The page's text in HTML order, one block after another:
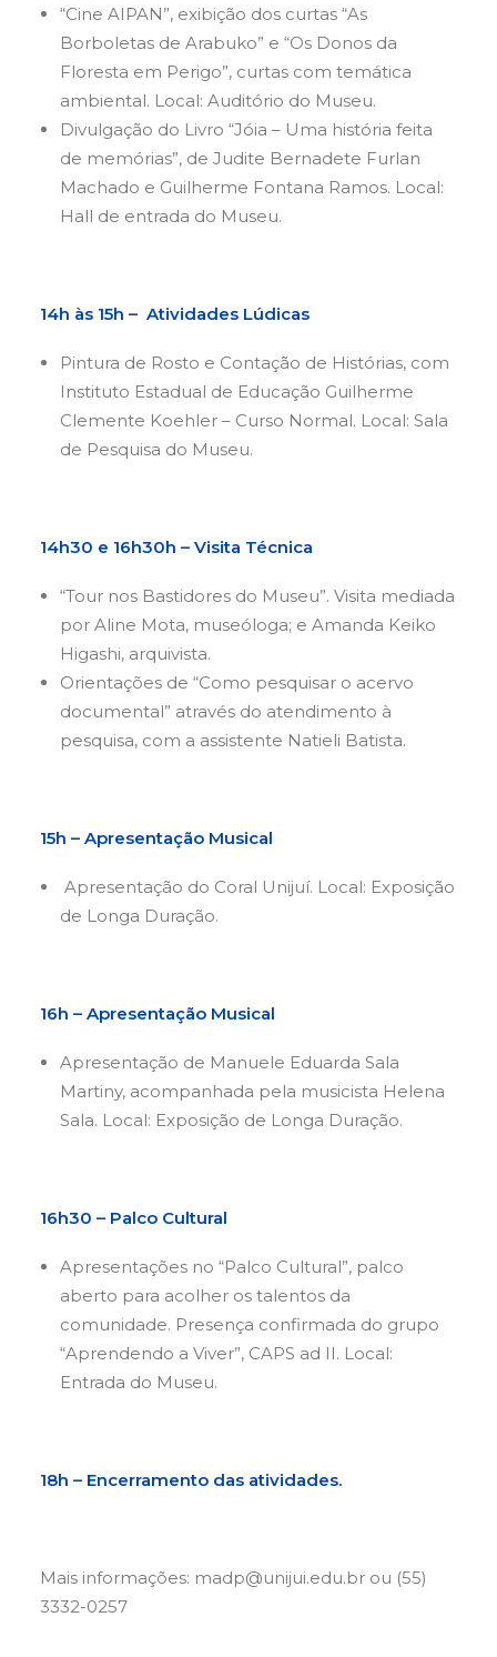
“Cine AIPAN”, exibição dos curtas “As
Borboletas de Arabuko” e “Os Donos da
Floresta em Perigo”, curtas com temática
ambiental. Local: Auditório do Museu.
Divulgação do Livro “Jóia – Uma história feita
de memórias”, de Judite Bernadete Furlan
Machado e Guilherme Fontana Ramos. Local:
Hall de entrada do Museu.
14h às 15h – Atividades Lúdicas
Pintura de Rosto e Contação de Histórias, com
Instituto Estadual de Educação Guilherme
Clemente Koehler – Curso Normal. Local: Sala
de Pesquisa do Museu.
14h30 e 16h30h – Visita Técnica
“Tour nos Bastidores do Museu”. Visita mediada
por Aline Mota, museóloga; e Amanda Keiko
Higashi, arquivista.
Orientações de “Como pesquisar o acervo
documental” através do atendimento à
pesquisa, com a assistente Natieli Batista.
15h – Apresentação Musical
Apresentação do Coral Unijuí. Local: Exposição
de Longa Duração.
16h – Apresentação Musical
Apresentação de Manuele Eduarda Sala
Martiny, acompanhada pela musicista Helena
Sala. Local: Exposição de Longa Duração.
16h30 – Palco Cultural
Apresentações no “Palco Cultural”, palco
aberto para acolher os talentos da
comunidade. Presença confirmada do grupo
“Aprendendo a Viver”, CAPS ad II. Local:
Entrada do Museu.
18h – Encerramento das atividades.
Mais informações: madp@unijui.edu.br ou (55)
3332-0257